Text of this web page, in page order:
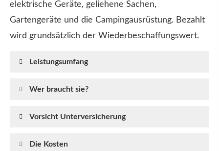
elektrische Geräte, geliehene Sachen,
Gartengeräte und die Campingausrüstung. Bezahlt
wird grundsätzlich der Wiederbeschaffungswert.
Leistungsumfang
Wer braucht sie?
Vorsicht Unterversicherung
Die Kosten